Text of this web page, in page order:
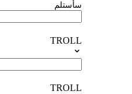
سأستلم
TROLL
TROLL